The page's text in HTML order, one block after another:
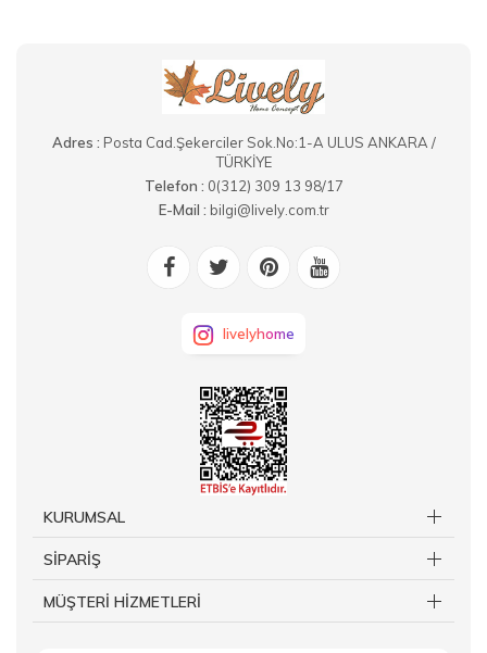
Adres : Posta Cad.Şekerciler Sok.No:1-A ULUS ANKARA /
TÜRKİYE
Telefon : 0(312) 309 13 98/17
E-Mail : bilgi@lively.com.tr
livelyhome
KURUMSAL
SİPARİŞ
MÜŞTERİ HİZMETLERİ